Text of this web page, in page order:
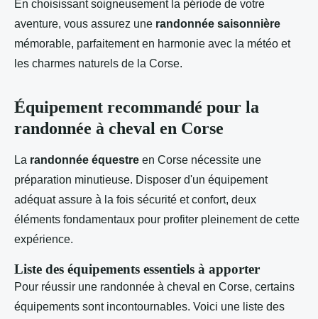
En choisissant soigneusement la période de votre
aventure, vous assurez une randonnée saisonnière
mémorable, parfaitement en harmonie avec la météo et
les charmes naturels de la Corse.
Équipement recommandé pour la
randonnée à cheval en Corse
La randonnée équestre en Corse nécessite une
préparation minutieuse. Disposer d'un équipement
adéquat assure à la fois sécurité et confort, deux
éléments fondamentaux pour profiter pleinement de cette
expérience.
Liste des équipements essentiels à apporter
Pour réussir une randonnée à cheval en Corse, certains
équipements sont incontournables. Voici une liste des